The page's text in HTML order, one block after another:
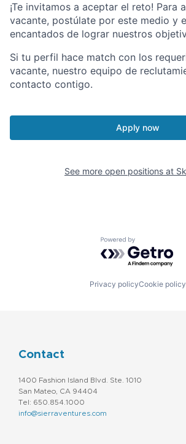
¡Te invitamos a aceptar el reto! Para
vacante, postúlate por este medio y
encantados de lograr nuestros
Si tu perfil hace match con los
vacante, nuestro equipo de
contacto contigo.
Apply now
See more open positions at
Powered by
Privacy policyCookie policy
Contact
1400 Fashion Island Blvd. Ste. 1010
San Mateo, CA 94404
Tel: 650.854.1000
info@sierraventures.com